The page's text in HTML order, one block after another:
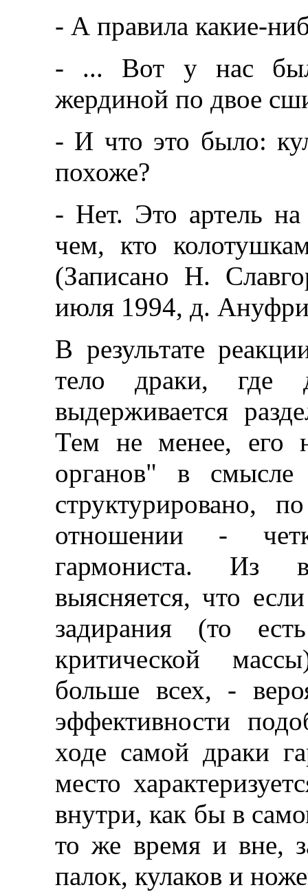
- А правила какие-
- ... Вот у нас
жердиной по двое
- И что это было:
похоже?
- Нет. Это артель на
чем, кто
(Записано Н.
июля 1994, д.
В результате
тело драки, где
выдерживается
Тем не менее, его
органов" в
структурировано,
отношении -
гармониста. Из
выясняется, что
задирания (то
критической
больше всех, -
эффективности
ходе самой драки
место
внутри, как бы в
то же время и вне,
палок, кулаков и